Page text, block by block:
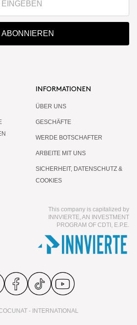
ABONNIEREN
INFORMATIONEN
ÜBER UNS
GESCHÄFTE
WERDE BOTSCHAFTER
ARBEITE MIT UNS
SICHERHEIT, DATENSCHUTZ &
COOKIES
This company is capitalized by
INNVIERTE, AN INVESTMENT
PROGRAM OF CDTI, E.P.E.
- INTERNATIONAL